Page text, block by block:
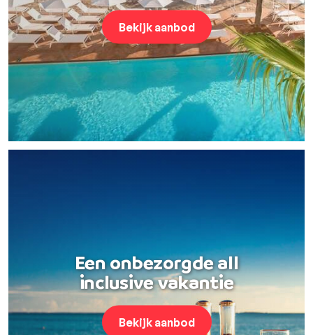
Bekijk aanbod
Een onbezorgde all
inclusive vakantie
Bekijk aanbod